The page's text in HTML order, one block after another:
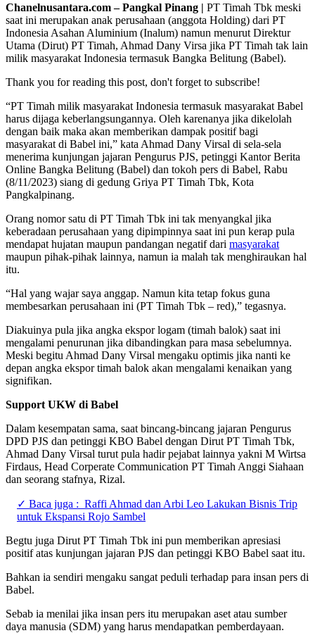
Chanelnusantara.com – Pangkal Pinang | PT Timah Tbk meski
saat ini merupakan anak perusahaan (anggota Holding) dari PT
Indonesia Asahan Aluminium (Inalum) namun menurut Direktur
Utama (Dirut) PT Timah, Ahmad Dany Virsa jika PT Timah tak lain
milik masyarakat Indonesia termasuk Bangka Belitung (Babel).
Thank you for reading this post, don't forget to subscribe!
“PT Timah milik masyarakat Indonesia termasuk masyarakat Babel
harus dijaga keberlangsungannya. Oleh karenanya jika dikelolah
dengan baik maka akan memberikan dampak positif bagi
masyarakat di Babel ini,” kata Ahmad Dany Virsal di sela-sela
menerima kunjungan jajaran Pengurus PJS, petinggi Kantor Berita
Online Bangka Belitung (Babel) dan tokoh pers di Babel, Rabu
(8/11/2023) siang di gedung Griya PT Timah Tbk, Kota
Pangkalpinang.
Orang nomor satu di PT Timah Tbk ini tak menyangkal jika
keberadaan perusahaan yang dipimpinnya saat ini pun kerap pula
mendapat hujatan maupun pandangan negatif dari masyarakat
maupun pihak-pihak lainnya, namun ia malah tak menghiraukan hal
itu.
“Hal yang wajar saya anggap. Namun kita tetap fokus guna
membesarkan perusahaan ini (PT Timah Tbk – red),” tegasnya.
Diakuinya pula jika angka ekspor logam (timah balok) saat ini
mengalami penurunan jika dibandingkan para masa sebelumnya.
Meski begitu Ahmad Dany Virsal mengaku optimis jika nanti ke
depan angka ekspor timah balok akan mengalami kenaikan yang
signifikan.
Support UKW di Babel
Dalam kesempatan sama, saat bincang-bincang jajaran Pengurus
DPD PJS dan petinggi KBO Babel dengan Dirut PT Timah Tbk,
Ahmad Dany Virsal turut pula hadir pejabat lainnya yakni M Wirtsa
Firdaus, Head Corperate Communication PT Timah Anggi Siahaan
dan seorang stafnya, Rizal.
✓ Baca juga : Raffi Ahmad dan Arbi Leo Lakukan Bisnis Trip
untuk Ekspansi Rojo Sambel
Begtu juga Dirut PT Timah Tbk ini pun memberikan apresiasi
positif atas kunjungan jajaran PJS dan petinggi KBO Babel saat itu.
Bahkan ia sendiri mengaku sangat peduli terhadap para insan pers di
Babel.
Sebab ia menilai jika insan pers itu merupakan aset atau sumber
daya manusia (SDM) yang harus mendapatkan pemberdayaan.